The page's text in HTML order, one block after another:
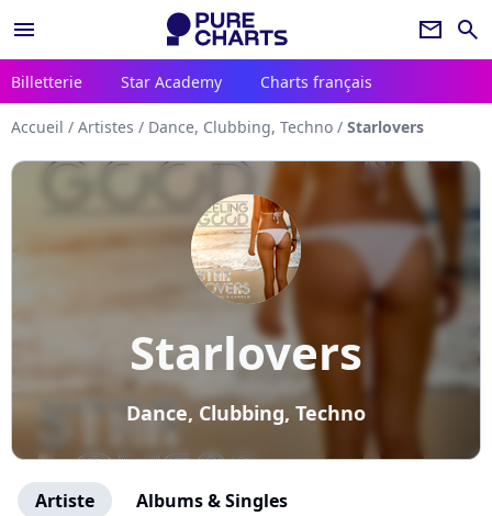
menu newsletter search
Billetterie Star Academy Charts français
Accueil / Artistes / Dance, Clubbing, Techno / Starlovers
Starlovers
Dance, Clubbing, Techno
Artiste Albums & Singles